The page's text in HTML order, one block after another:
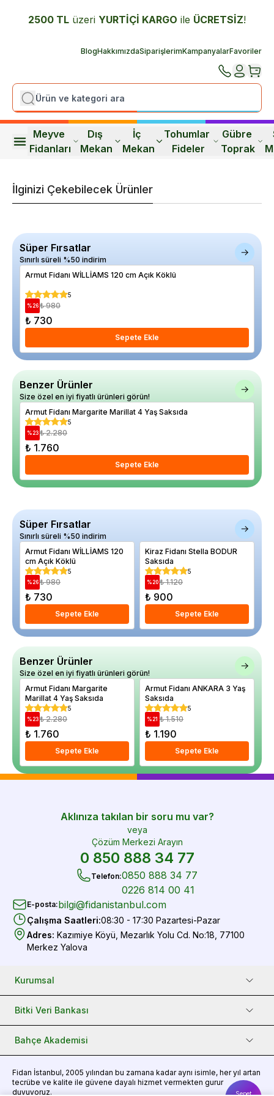
2500 TL üzeri YURTİÇİ KARGO ile ÜCRETSİZ!
BlogHakkımızdaSiparişlerimKampanyalarFavoriler
Meyve
Fidanları
Dış
Mekan
İç
Mekan
Tohumlar
Fideler
Gübre
Toprak
Sepet
İlginizi Çekebilecek Ürünler
Süper Fırsatlar
Sınırlı süreli %50 indirim
Armut Fidanı WİLLİAMS 120 cm Açık Köklü
5
%26 ₺ 980
₺ 730
Sepete Ekle
Benzer Ürünler
Size özel en iyi fiyatlı ürünleri görün!
Armut Fidanı Margarite Marillat 4 Yaş Saksıda
5
%23 ₺ 2.280
₺ 1.760
Sepete Ekle
Süper Fırsatlar
Sınırlı süreli %50 indirim
Armut Fidanı WİLLİAMS 120
cm Açık Köklü
5
%26 ₺ 980
₺ 730
Sepete Ekle
Kiraz Fidanı Stella BODUR
Saksıda
5
%20 ₺ 1.120
₺ 900
Sepete Ekle
Benzer Ürünler
Size özel en iyi fiyatlı ürünleri görün!
Armut Fidanı Margarite
Marillat 4 Yaş Saksıda
5
%23 ₺ 2.280
₺ 1.760
Sepete Ekle
Armut Fidanı ANKARA 3 Yaş
Saksıda
5
%21 ₺ 1.510
₺ 1.190
Sepete Ekle
Aklınıza takılan bir soru mu var?
veya
Çözüm Merkezi Arayın
0 850 888 34 77
Telefon:0850 888 34 77
0226 814 00 41
E-posta:bilgi@fidanistanbul.com
Çalışma Saatleri:08:30 - 17:30 Pazartesi-Pazar
Adres: Kazımiye Köyü, Mezarlık Yolu Cd. No:18, 77100
Merkez Yalova
Kurumsal
Bitki Veri Bankası
Bahçe Akademisi
Fidan İstanbul, 2005 yılından bu zamana kadar aynı isimle, her yıl artan
tecrübe ve kalite ile güvene dayalı hizmet vermekten gurur
duyuyoruz.